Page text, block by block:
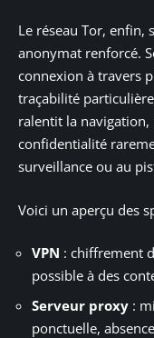
Le réseau Tor, enfin,
anonymat renforcé.
connexion à travers
traçabilité
ralentit la
confidentialité
surveillance ou au
Voici un aperçu des
VPN : chiffrement
possible à des
Serveur proxy :
ponctuelle,